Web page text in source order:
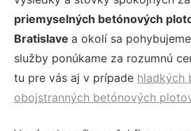
priemyselných betónových
Bratislave a okolí sa
služby ponúkame za rozumnú
tu pre vás aj v prípade hladkých
obojstranných betónových